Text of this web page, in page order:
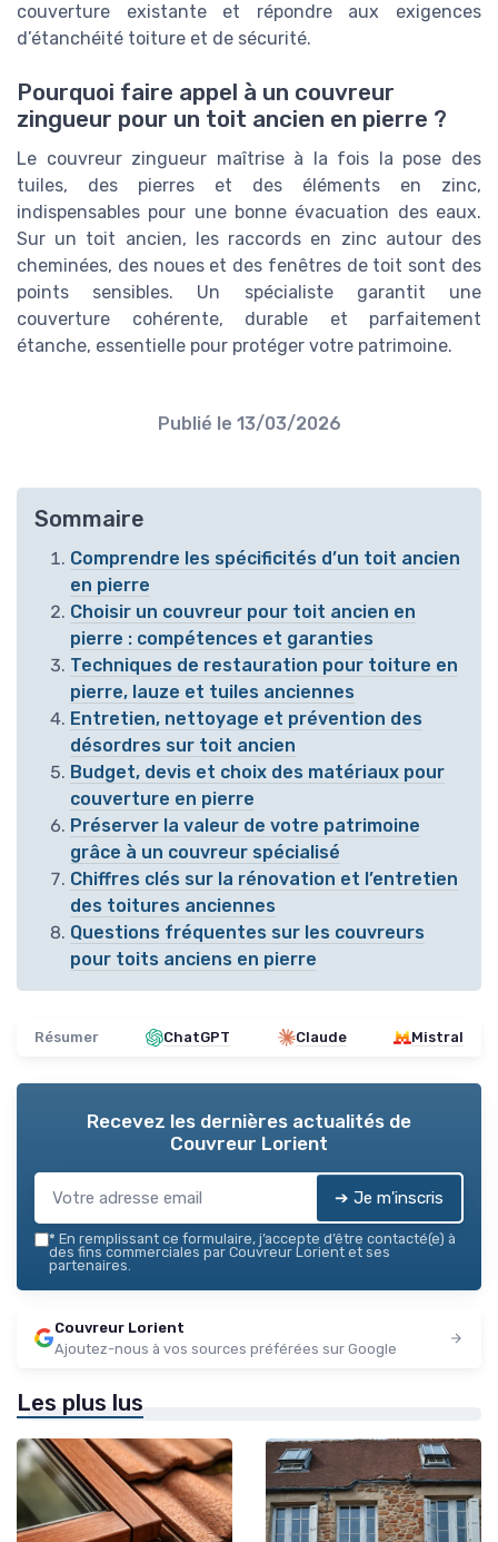
couverture existante et répondre aux exigences
d’étanchéité toiture et de sécurité.
Pourquoi faire appel à un couvreur
zingueur pour un toit ancien en pierre ?
Le couvreur zingueur maîtrise à la fois la pose des
tuiles, des pierres et des éléments en zinc,
indispensables pour une bonne évacuation des eaux.
Sur un toit ancien, les raccords en zinc autour des
cheminées, des noues et des fenêtres de toit sont des
points sensibles. Un spécialiste garantit une
couverture cohérente, durable et parfaitement
étanche, essentielle pour protéger votre patrimoine.
Publié le 13/03/2026
Sommaire
Comprendre les spécificités d’un toit ancien
en pierre
Choisir un couvreur pour toit ancien en
pierre : compétences et garanties
Techniques de restauration pour toiture en
pierre, lauze et tuiles anciennes
Entretien, nettoyage et prévention des
désordres sur toit ancien
Budget, devis et choix des matériaux pour
couverture en pierre
Préserver la valeur de votre patrimoine
grâce à un couvreur spécialisé
Chiffres clés sur la rénovation et l’entretien
des toitures anciennes
Questions fréquentes sur les couvreurs
pour toits anciens en pierre
Résumer ChatGPT Claude Mistral
Recevez les dernières actualités de
Couvreur Lorient
➔ Je m'inscris
* En remplissant ce formulaire, j’accepte d’être contacté(e) à
des fins commerciales par Couvreur Lorient et ses
partenaires.
Couvreur Lorient
Ajoutez-nous à vos sources préférées sur Google
Les plus lus